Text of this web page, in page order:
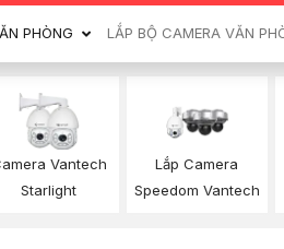
PHÒNG LẮP BỘ CAMERA VĂN
Vantech
Starlight
Lắp Camera
Speedom Vantech